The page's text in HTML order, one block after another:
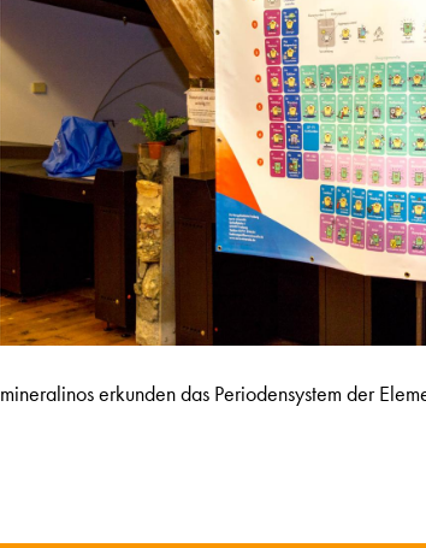
mineralinos erkunden das Periodensystem der